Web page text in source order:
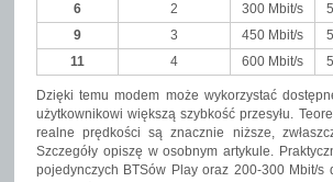
6
2 300 Mbit/s
9
3 450 Mbit/s
11
4 600 Mbit/s
Dzięki temu modem może wykorzystać
użytkownikowi większą szybkość przesyłu.
realne prędkości są znacznie niższe,
Szczegóły opiszę w osobnym artykule.
pojedynczych BTSów Play oraz 200-300 Mbit/s